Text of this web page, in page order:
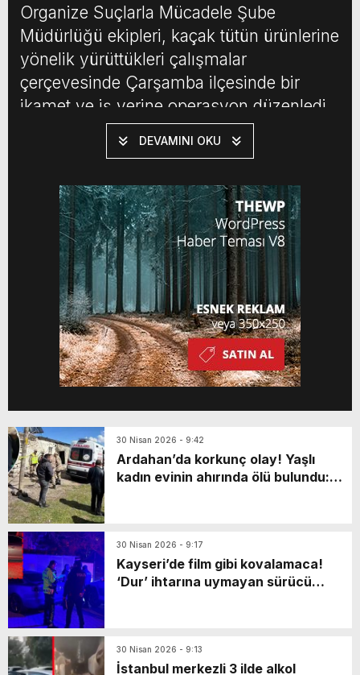
Organize Suçlarla Mücadele Şube
Müdürlüğü ekipleri, kaçak tütün ürünlerine
yönelik yürüttükleri çalışmalar
çerçevesinde Çarşamba ilçesinde bir
ikamet ve iş yerine operasyon düzenledi.
Yapılan aramalarda iş yerinde kurulan gizli
düzenek dikkat çekti.
DEVAMINI OKU
30 Nisan 2026 - 9:42
Ardahan’da korkunç olay! Yaşlı
kadın evinin ahırında ölü bulundu:
30 Nisan 2026 - 9:17
Kayseri’de film gibi kovalamaca!
‘Dur’ ihtarına uymayan sürücü
30 Nisan 2026 - 9:13
İstanbul merkezli 3 ilde alkol